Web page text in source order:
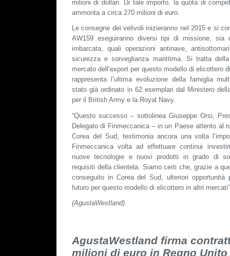
milioni di dollari. Di tale importo, la quota di
ammonta a circa 270 milioni di euro.
Le consegne dei velivoli inizieranno nel 2015 e si
AW159 eseguiranno diversi tipi di missione, sia
imbarcata, quali operazioni antinave,
sicurezza e sorveglianza marittima. Si tratta
mercato dell’export per questo modello di elicottero
rappresenta l’ultima evoluzione della famiglia
stato già ordinato in 62 esemplari dal Ministero
per il British Army e la Royal Navy.
“Questo successo – sottolinea Giuseppe Orsi,
Delegato di Finmeccanica – in un Paese attento al
Corea del Sud, testimonia ancora una volta
Finmeccanica volta ad effettuare continui
nuove tecnologie e nuovi prodotti in grado di
requisiti della clientela. Siamo certi che, grazie a
conseguito in Corea del Sud, ulteriori opportunità
futuro per questo modello di elicottero in altri
(AgustaWestland)
AgustaWestland firma
milioni di euro in Regno Unito